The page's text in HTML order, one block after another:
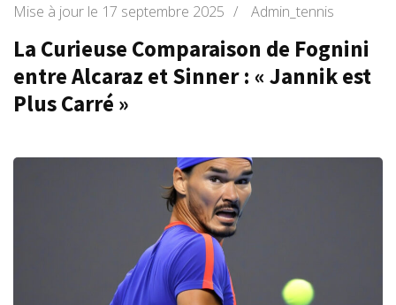
Mise à jour le 17 septembre 2025 / Admin_tennis
La Curieuse Comparaison de Fognini
entre Alcaraz et Sinner : « Jannik est
Plus Carré »